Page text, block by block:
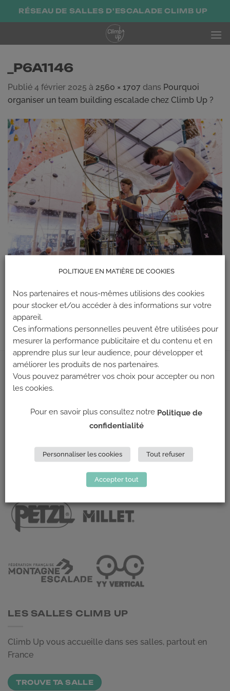
PasserRÉSEAU DE SALLES D'ESCALADE CLIMB UP
_P6A1146
Publié 4 février 2025 à 2560 × 1707 dans Pourquoi
organiser un team building escalade chez Climb Up ?
Précédent
Suivant→
ADRESSE
148 Avenue Jean Jaurès
NOUS CONTACTER
LES PARTENAIRES
LES SALLES CLIMB UP
Climb Up vous accueille dans ses salles, partout en
France
TROUVE TA SALLE
POLITIQUE EN MATIÈRE DE COOKIES
Nos partenaires et nous-mêmes utilisions des cookies
pour stocker et/ou accéder à des informations sur votre
appareil.
Ces informations personnelles peuvent être utilisées pour
mesurer la performance publicitaire et du contenu et en
apprendre plus sur leur audience, pour développer et
améliorer les produits de nos partenaires.
Vous pouvez paramétrer vos choix pour accepter ou non
les cookies.
Pour en savoir plus consultez notre Politique de
confidentialité
Personnaliser les cookies Tout refuser
Accepter tout